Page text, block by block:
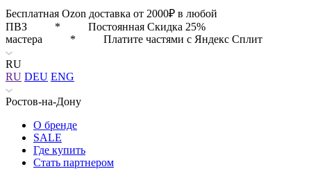
Бесплатная Ozon доставка от 2000₽ в любой
ПВЗ * Постоянная Скидка 25%
мастера * Платите частями с Яндекс Сплит
RU
RU DEU ENG
Ростов-на-Дону
О бренде
SALE
Где купить
Стать партнером